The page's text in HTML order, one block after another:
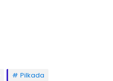
Pilkada